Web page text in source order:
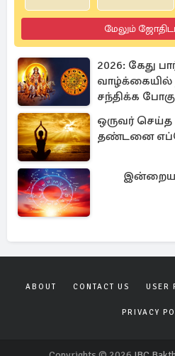
மேலும்
2026: கேது
வாழ்க்கையில்
சந்திக்க
ஒருவர் செய்த
தண்டனை
இன்றைய
ABOUT CONTACT US USER
PRIVACY